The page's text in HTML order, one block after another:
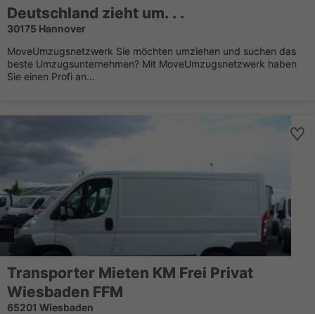
Deutschland zieht um. . .
30175 Hannover
MoveUmzugsnetzwerk Sie möchten umziehen und suchen das
beste Umzugsunternehmen? Mit MoveUmzugsnetzwerk haben
Sie einen Profi an...
Transporter Mieten KM Frei Privat
Wiesbaden FFM
65201 Wiesbaden